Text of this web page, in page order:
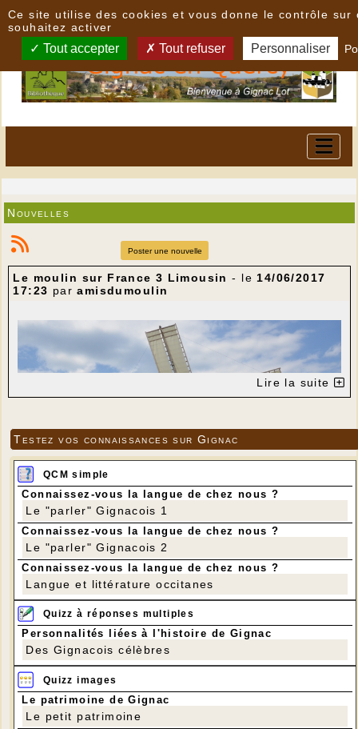
Nouvelles
Poster une nouvelle
Le moulin sur France 3 Limousin- le14/06/2017
17:23 paramisdumoulin
Le 14 juin France 3 Limousin était sur le site
pour assister à la mise en place des voiles et
aux derniers essais avant l'inauguration
officielle. Le mini-reportage a été diffusé le soir
même sur France 3 Limousin (Brive).
Lire la suite
Testez vos connaissances sur Gignac
QCM simple
Connaissez-vous la langue de chez nous ?
Le "parler" Gignacois 1
Connaissez-vous la langue de chez nous ?
Le "parler" Gignacois 2
Connaissez-vous la langue de chez nous ?
Langue et littérature occitanes
Quizz à réponses multiples
Personnalités liées à l'histoire de Gignac
Des Gignacois célèbres
Quizz images
Le patrimoine de Gignac
Le petit patrimoine
Ce site utilise des cookies et vous donne le contrôle sur
souhaitez activer
Tout accepter Tout refuser Personnaliser